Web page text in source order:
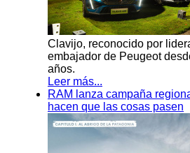
Clavijo, reconocido por
embajador de Peugeot
años.
Leer más...
RAM lanza campaña
hacen que las cosas pasen